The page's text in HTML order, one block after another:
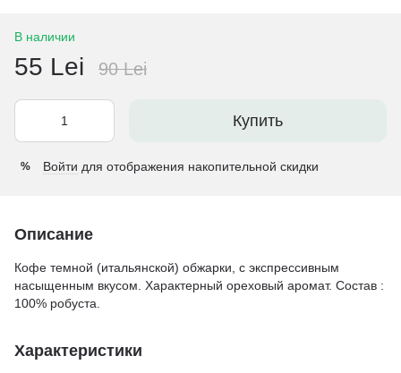
В наличии
55 Lei 90 Lei
Купить
% Войти для отображения накопительной скидки
Описание
Кофе темной (итальянской) обжарки, с экспрессивным
насыщенным вкусом. Характерный ореховый аромат. Состав :
100% робуста.
Характеристики